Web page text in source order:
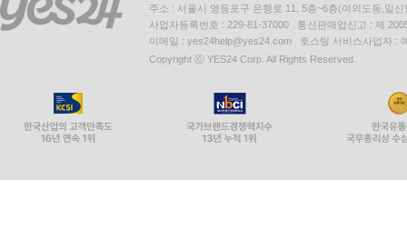
| Part 05 | 멀티 에이전트 실전 프로젝트
11.1 오케스트레이터 기반 멀티 에이전트 설계
____11.1.1 범용 에이전트를 위한 멀티 에이전트
주소 : 서울시 영등포구 은행로 11, 5층~6층(여의도동,일신
사업자등록번호 : 229-81-37000 통신판매업신고 : 제
이메일 : yes24help@yes24.com 호스팅 서비스사업자 :
Copyright ⓒ YES24 Corp. All Rights Reserved.